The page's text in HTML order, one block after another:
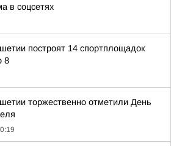
в соцсетях
построят 14 спортплощадок
8
торжественно отметили День